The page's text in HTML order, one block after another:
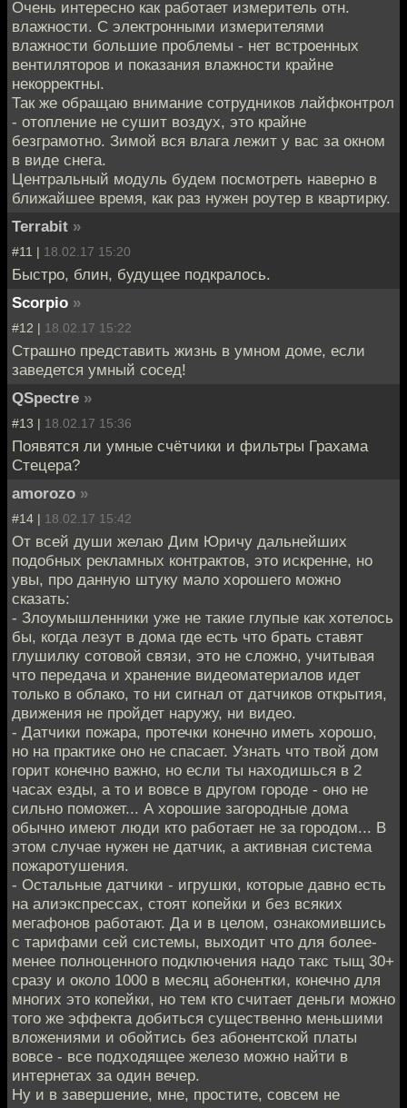
Очень интересно как работает измеритель отн.
влажности. С электронными измерителями
влажности большие проблемы - нет встроенных
вентиляторов и показания влажности крайне
некорректны.
Так же обращаю внимание сотрудников лайфконтрол
- отопление не сушит воздух, это крайне
безграмотно. Зимой вся влага лежит у вас за окном
в виде снега.
Центральный модуль будем посмотреть наверно в
ближайшее время, как раз нужен роутер в квартирку.
Terrabit »
#11 | 18.02.17 15:20
Быстро, блин, будущее подкралось.
Scorpio »
#12 | 18.02.17 15:22
Страшно представить жизнь в умном доме, если
заведется умный сосед!
QSpectre »
#13 | 18.02.17 15:36
Появятся ли умные счётчики и фильтры Грахама
Стецера?
amorozo »
#14 | 18.02.17 15:42
От всей души желаю Дим Юричу дальнейших
подобных рекламных контрактов, это искренне, но
увы, про данную штуку мало хорошего можно
сказать:
- Злоумышленники уже не такие глупые как хотелось
бы, когда лезут в дома где есть что брать ставят
глушилку сотовой связи, это не сложно, учитывая
что передача и хранение видеоматериалов идет
только в облако, то ни сигнал от датчиков открытия,
движения не пройдет наружу, ни видео.
- Датчики пожара, протечки конечно иметь хорошо,
но на практике оно не спасает. Узнать что твой дом
горит конечно важно, но если ты находишься в 2
часах езды, а то и вовсе в другом городе - оно не
сильно поможет... А хорошие загородные дома
обычно имеют люди кто работает не за городом... В
этом случае нужен не датчик, а активная система
пожаротушения.
- Остальные датчики - игрушки, которые давно есть
на алиэкспрессах, стоят копейки и без всяких
мегафонов работают. Да и в целом, ознакомившись
с тарифами сей системы, выходит что для более-
менее полноценного подключения надо такс тыщ 30+
сразу и около 1000 в месяц абонентки, конечно для
многих это копейки, но тем кто считает деньги можно
того же эффекта добиться существенно меньшими
вложениями и обойтись без абонентской платы
вовсе - все подходящее железо можно найти в
интернетах за один вечер.
Ну и в завершение, мне, простите, совсем не